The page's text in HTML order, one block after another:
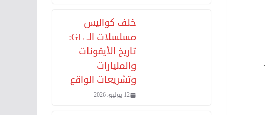
خلف كواليس
مسلسلات الـ GL:
تاريخ الأيقونات
والمليارات
وتشريعات الواقع
12 يوليو، 2026